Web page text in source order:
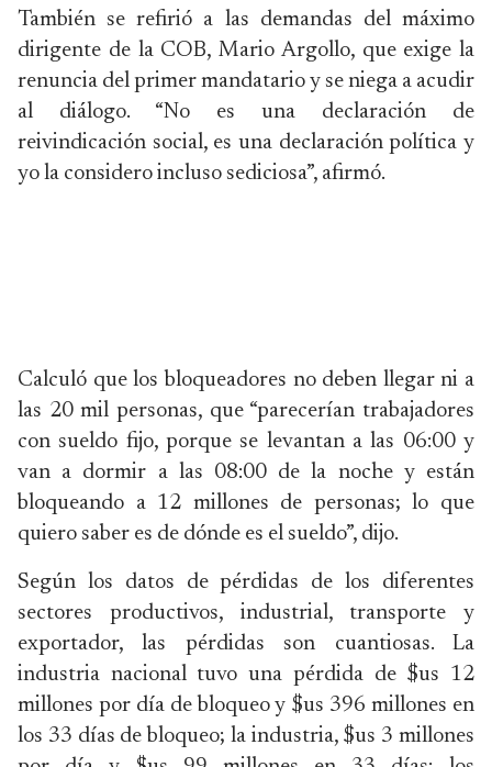
También se refirió a las demandas del máximo
dirigente de la COB, Mario Argollo, que exige la
renuncia del primer mandatario y se niega a acudir
al diálogo. “No es una declaración de
reivindicación social, es una declaración política y
yo la considero incluso sediciosa”, afirmó.
Calculó que los bloqueadores no deben llegar ni a
las 20 mil personas, que “parecerían trabajadores
con sueldo fijo, porque se levantan a las 06:00 y
van a dormir a las 08:00 de la noche y están
bloqueando a 12 millones de personas; lo que
quiero saber es de dónde es el sueldo”, dijo.
Según los datos de pérdidas de los diferentes
sectores productivos, industrial, transporte y
exportador, las pérdidas son cuantiosas. La
industria nacional tuvo una pérdida de $us 12
millones por día de bloqueo y $us 396 millones en
los 33 días de bloqueo; la industria, $us 3 millones